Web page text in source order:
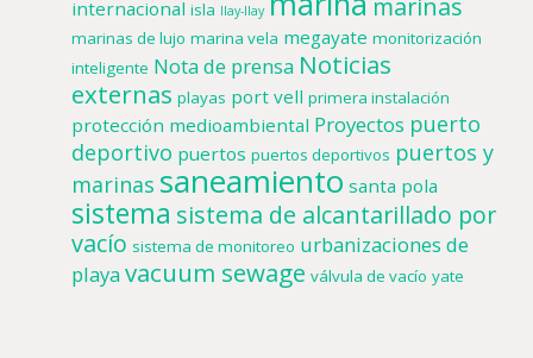
internacional isla llay-llay marinas
marinas de lujo marina vela megayate monitorización
inteligente Nota de prensa Noticias
externas playas port vell primera instalación
protección medioambiental Proyectos puerto
deportivo puertos puertos deportivos puertos y
marinas saneamiento santa pola
sistema sistema de alcantarillado por
vacío sistema de monitoreo urbanizaciones de
playavacuum sewage válvula de vacío yate